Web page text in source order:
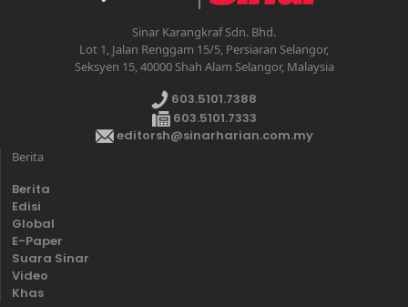
Sinar Karangkraf Sdn. Bhd.
Lot 1, Jalan Renggam 15/5, Persiaran Selangor,
Seksyen 15, 40000 Shah Alam Selangor, Malaysia
603.5101.7388
603.5101.7333
editorsh@sinarharian.com.my
Berita
Berita
Edisi
Global
E-Paper
Suara Sinar
Video
Khas